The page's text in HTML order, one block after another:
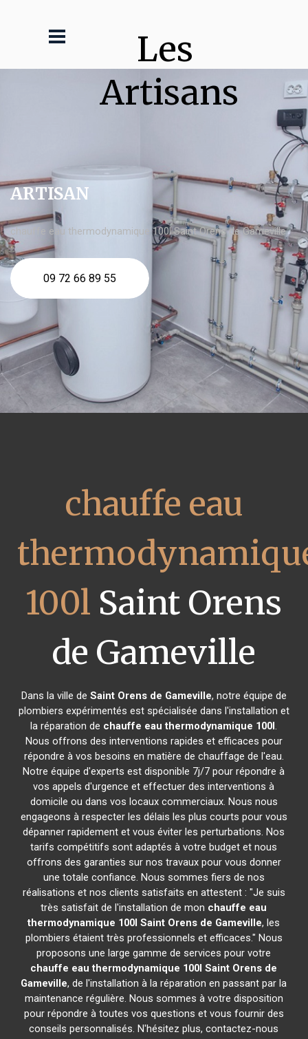
Les
Artisans
ARTISAN
chauffe eau thermodynamique 100l Saint Orens de Gameville
09 72 66 89 55
chauffe eau
100l Saint Orens
de Gameville
Dans la ville de Saint Orens de Gameville, notre équipe de
plombiers expérimentés est spécialisée dans l'installation et
la réparation de chauffe eau thermodynamique 100l.
Nous offrons des interventions rapides et efficaces pour
répondre à vos besoins en matière de chauffage de l'eau.
Notre équipe d'experts est disponible 7j/7 pour répondre à
vos appels d'urgence et effectuer des interventions à
domicile ou dans vos locaux commerciaux. Nous nous
engageons à respecter les délais les plus courts pour vous
dépanner rapidement et vous éviter les perturbations. Nos
tarifs compétitifs sont adaptés à votre budget et nous
offrons des garanties sur nos travaux pour vous donner
une totale confiance. Nous sommes fiers de nos
réalisations et nos clients satisfaits en attestent : "Je suis
très satisfait de l'installation de mon chauffe eau
thermodynamique 100l Saint Orens de Gameville, les
plombiers étaient très professionnels et efficaces." Nous
proposons une large gamme de services pour votre
chauffe eau thermodynamique 100l Saint Orens de
Gameville, de l'installation à la réparation en passant par la
maintenance régulière. Nous sommes à votre disposition
pour répondre à toutes vos questions et vous fournir des
conseils personnalisés. N'hésitez plus, contactez-nous